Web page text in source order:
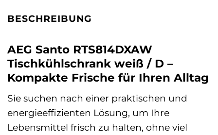
BESCHREIBUNG
AEG Santo RTS814DXAW
Tischkühlschrank weiß / D –
Kompakte Frische für Ihren Alltag
Sie suchen nach einer praktischen und
energieeffizienten Lösung, um Ihre
Lebensmittel frisch zu halten, ohne viel